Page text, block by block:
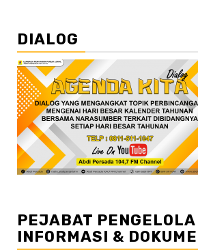
DIALOG
PEJABAT PENGELOLA
INFORMASI &